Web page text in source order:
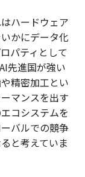
ハードウェア
かにデータ化
パティとして
先進国が強い
精密加工とい
マンスを出す
コシステムを
バルでの競争
と考えていま